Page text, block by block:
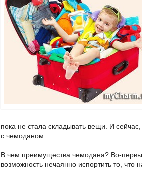
пока не стала складывать вещи. И
с чемоданом.
В чем преимущества чемодана? Во-
возможность нечаянно испортить то,